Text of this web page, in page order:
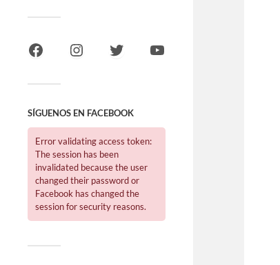
SÍGUENOS EN FACEBOOK
Error validating access token:
The session has been
invalidated because the user
changed their password or
Facebook has changed the
session for security reasons.